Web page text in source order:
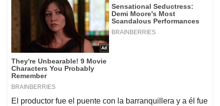
El productor fue el puente con la barranquillera y a él fue